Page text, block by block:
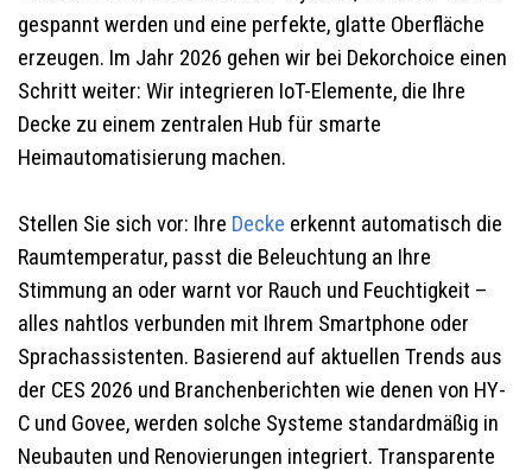
gespannt werden und eine perfekte, glatte Oberfläche
erzeugen. Im Jahr 2026 gehen wir bei Dekorchoice einen
Schritt weiter: Wir integrieren IoT-Elemente, die Ihre
Decke zu einem zentralen Hub für smarte
Heimautomatisierung machen.
Stellen Sie sich vor: Ihre Decke erkennt automatisch die
Raumtemperatur, passt die Beleuchtung an Ihre
Stimmung an oder warnt vor Rauch und Feuchtigkeit –
alles nahtlos verbunden mit Ihrem Smartphone oder
Sprachassistenten. Basierend auf aktuellen Trends aus
der CES 2026 und Branchenberichten wie denen von HY-
C und Govee, werden solche Systeme standardmäßig in
Neubauten und Renovierungen integriert. Transparente